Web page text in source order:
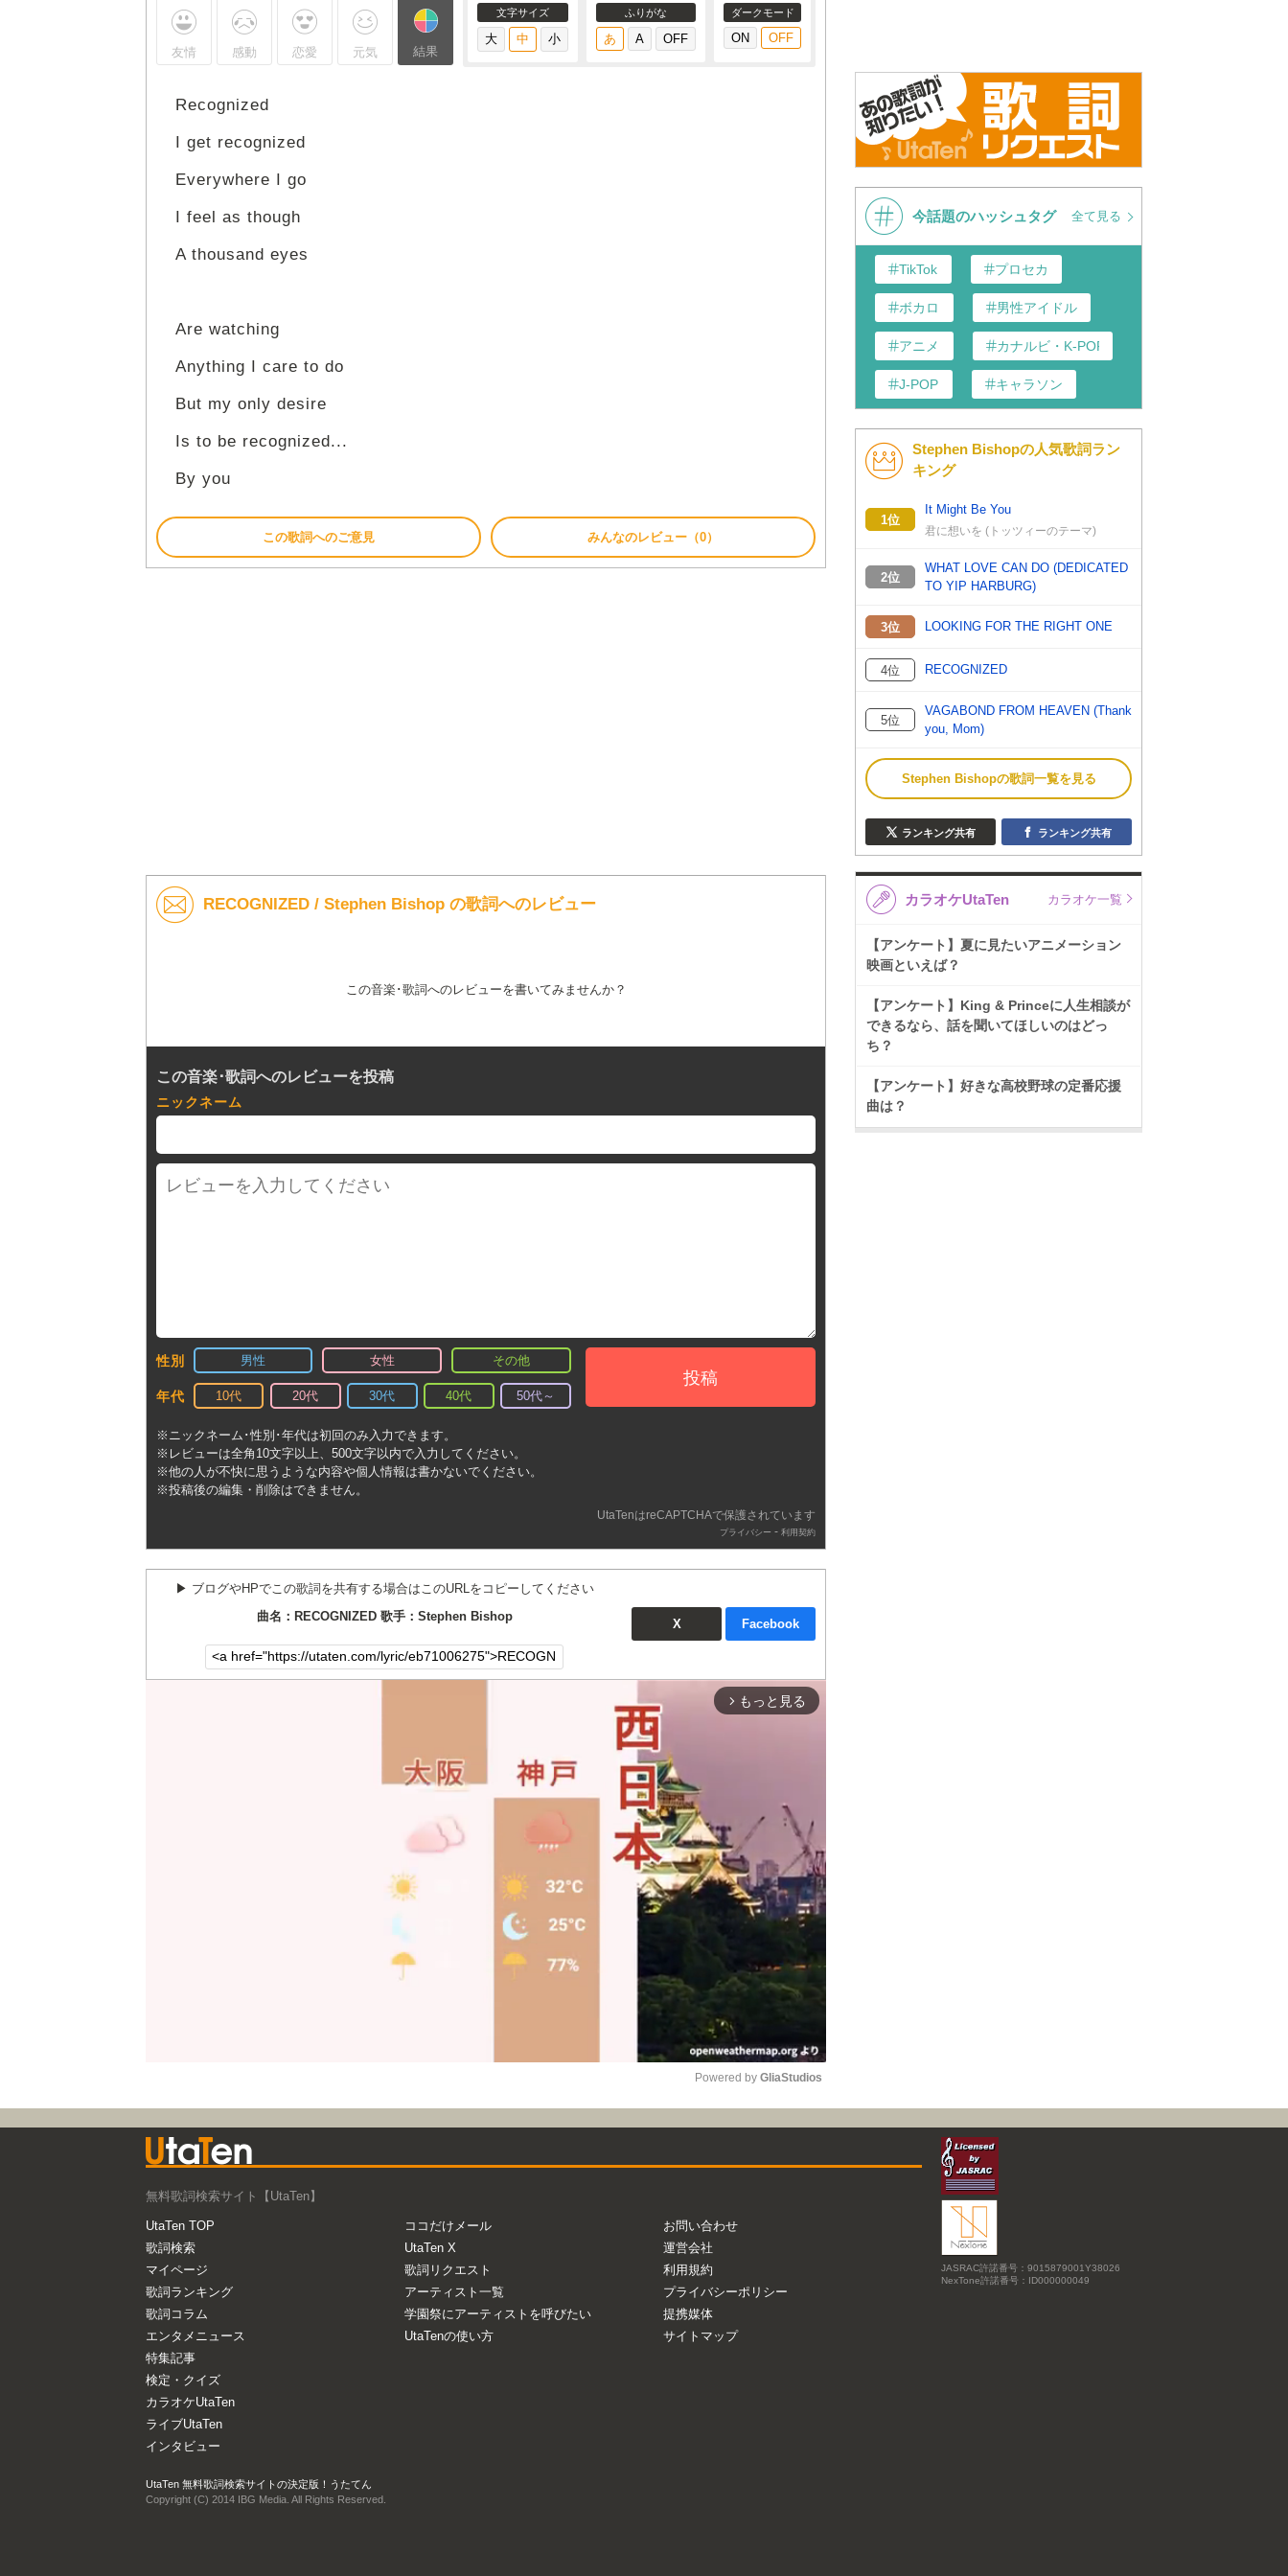
友情 感動 恋愛 元気 結果
文字サイズ ふりがな ダークモード
Recognized
I get recognized
Everywhere I go
I feel as though
A thousand eyes
Are watching
Anything I care to do
But my only desire
Is to be recognized...
By you
この歌詞へのご意見 みんなのレビュー（0）
RECOGNIZED / Stephen Bishop の歌詞へのレビュー
この音楽･歌詞へのレビューを書いてみませんか？
この音楽･歌詞へのレビューを投稿
ニックネーム
性別 男性 女性 その他
年代 10代 20代 30代 40代 50代～
投稿
※ニックネーム･性別･年代は初回のみ入力できます。
※レビューは全角10文字以上、500文字以内で入力してください。
※他の人が不快に思うような内容や個人情報は書かないでください。
※投稿後の編集・削除はできません。
UtaTenはreCAPTCHAで保護されています
プライバシー - 利用契約
▶︎ ブログやHPでこの歌詞を共有する場合はこのURLをコピーしてください
曲名：RECOGNIZED 歌手：Stephen Bishop
X Facebook
arrow_forward_ios もっと見る
Mute
Powered by GliaStudios
今話題のハッシュタグ 全て見る
TikTok プロセカ
ボカロ 男性アイドル
アニメ カナルビ・K-POP和訳
J-POP キャラソン
K-POP 演歌・歌謡
VTuber ディズニー
Stephen Bishopの人気歌詞ラン
キング
1位
It Might Be You
君に想いを (トッツィーのテーマ)
2位
WHAT LOVE CAN DO (DEDICATED
TO YIP HARBURG)
3位 LOOKING FOR THE RIGHT ONE
4位 RECOGNIZED
5位
VAGABOND FROM HEAVEN (Thank
you, Mom)
Stephen Bishopの歌詞一覧を見る
ランキング共有 ランキング共有
カラオケUtaTen カラオケ一覧
【アンケート】夏に見たいアニメーション
映画といえば？
【アンケート】King & Princeに人生相談が
できるなら、話を聞いてほしいのはどっ
ち？
【アンケート】好きな高校野球の定番応援
曲は？
無料歌詞検索サイト【UtaTen】
UtaTen TOP
歌詞検索
マイページ
歌詞ランキング
歌詞コラム
エンタメニュース
特集記事
検定・クイズ
カラオケUtaTen
ライブUtaTen
インタビュー
ココだけメール
UtaTen X
歌詞リクエスト
アーティスト一覧
学園祭にアーティストを呼びたい
UtaTenの使い方
お問い合わせ
運営会社
利用規約
プライバシーポリシー
提携媒体
サイトマップ
UtaTen 無料歌詞検索サイトの決定版！うたてん
Copyright (C) 2014 IBG Media. All Rights Reserved.
JASRAC許諾番号：9015879001Y38026
NexTone許諾番号：ID000000049